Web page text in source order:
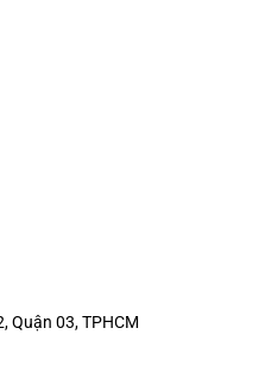
Quận 03, TPHCM